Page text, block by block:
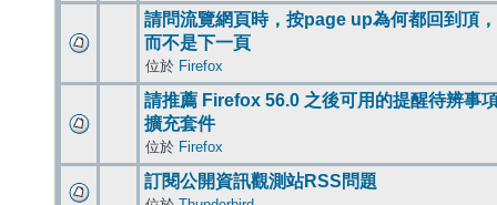
請問流覽網頁時，按page up為何都回到頂，
而不是下一頁
位於 Firefox
請推薦 Firefox 56.0 之後可用的提醒待辨事
擴充套件
位於 Firefox
訂閱公開資訊觀測站RSS問題